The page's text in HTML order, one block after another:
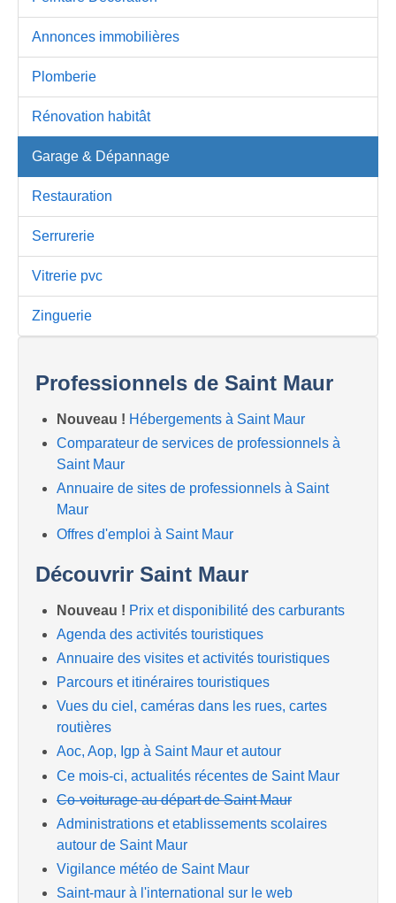
Annonces immobilières
Plomberie
Rénovation habitât
Garage & Dépannage
Restauration
Serrurerie
Vitrerie pvc
Zinguerie
Professionnels de Saint Maur
Nouveau ! Hébergements à Saint Maur
Comparateur de services de professionnels à
Saint Maur
Annuaire de sites de professionnels à Saint
Maur
Offres d'emploi à Saint Maur
Découvrir Saint Maur
Nouveau ! Prix et disponibilité des carburants
Agenda des activités touristiques
Annuaire des visites et activités touristiques
Parcours et itinéraires touristiques
Vues du ciel, caméras dans les rues, cartes
routières
Aoc, Aop, Igp à Saint Maur et autour
Ce mois-ci, actualités récentes de Saint Maur
Co-voiturage au départ de Saint Maur
Administrations et etablissements scolaires
autour de Saint Maur
Vigilance météo de Saint Maur
Saint-maur à l'international sur le web